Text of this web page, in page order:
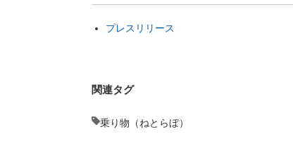
プレスリリース
関連タグ
乗り物（ねとらぼ）